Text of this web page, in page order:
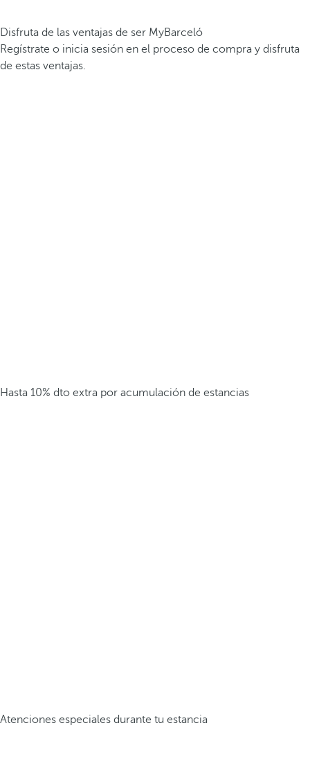
Disfruta de las ventajas de ser MyBarceló
Regístrate o inicia sesión en el proceso de compra y disfruta
de estas ventajas.
Hasta 10% dto extra por acumulación de estancias
Atenciones especiales durante tu estancia